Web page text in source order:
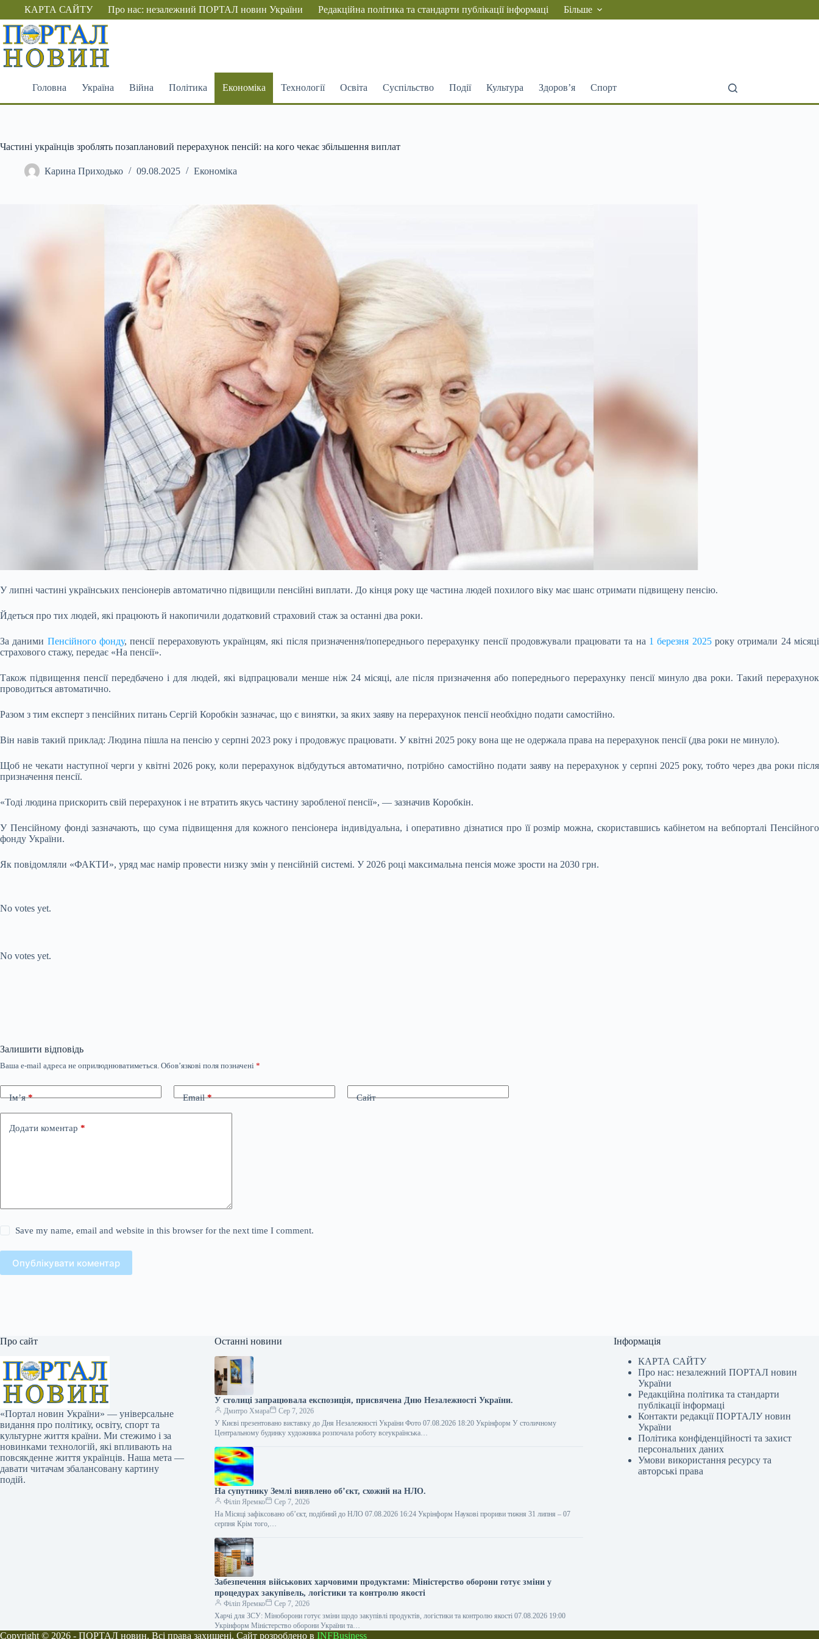
Перейти
вмісту
КАРТА САЙТУ Про нас: незалежний ПОРТАЛ новин України Редакційна політика та стандарти публікації інформаці Більше
Головна Україна Війна Політика Економіка Технології Освіта Суспільство Події Культура Здоров’я Спорт
Частині українців зроблять позаплановий перерахунок пенсій: на кого чекає збільшення виплат
Карина Приходько 09.08.2025 Економіка
У липні частині українських пенсіонерів автоматично підвищили пенсійні виплати. До кінця року ще частина людей похилого віку має шанс отримати підвищену пенсію.
Йдеться про тих людей, які працюють й накопичили додатковий страховий стаж за останні два роки.
За даними Пенсійного фонду, пенсії перераховують українцям, які після призначення/попереднього перерахунку пенсії продовжували працювати та на 1 березня 2025року отримали 24 місяці
страхового стажу, передає «На пенсії».
Також підвищення пенсії передбачено і для людей, які відпрацювали менше ніж 24 місяці, але після призначення або попереднього перерахунку пенсії минуло два роки. Такий перерахунок
проводиться автоматично.
Разом з тим експерт з пенсійних питань Сергій Коробкін зазначає, що є винятки, за яких заяву на перерахунок пенсії необхідно подати самостійно.
Він навів такий приклад: Людина пішла на пенсію у серпні 2023 року і продовжує працювати. У квітні 2025 року вона ще не одержала права на перерахунок пенсії (два роки не минуло).
Щоб не чекати наступної черги у квітні 2026 року, коли перерахунок відбудуться автоматично, потрібно самостійно подати заяву на перерахунок у серпні 2025 року, тобто через два роки після
призначення пенсії.
«Тоді людина прискорить свій перерахунок і не втратить якусь частину заробленої пенсії», — зазначив Коробкін.
У Пенсійному фонді зазначають, що сума підвищення для кожного пенсіонера індивідуальна, і оперативно дізнатися про її розмір можна, скориставшись кабінетом на вебпорталі Пенсійного
фонду України.
Як повідомляли «ФАКТИ», уряд має намір провести низку змін у пенсійній системі. У 2026 році максимальна пенсія може зрости на 2030 грн.
No votes yet.
No votes yet.
Залишити відповідь
Ваша e-mail адреса не оприлюднюватиметься. Обов’язкові поля позначені *
Ім’я* Email* Сайт
Додати коментар *
Save my name, email and website in this browser for the next time I comment.
Опублікувати коментар
Про сайт
«Портал новин України» — універсальне
видання про політику, освіту, спорт та
культурне життя країни. Ми стежимо і за
новинками технологій, які впливають на
повсякденне життя українців. Наша мета —
давати читачам збалансовану картину
подій.
Останні новини
У столиці запрацювала експозиція, присвячена Дню Незалежності України.
Дмитро Хмара
Сер 7, 2026
У Києві презентовано виставку до Дня Незалежності України Фото 07.08.2026 18:20 Укрінформ У столичному
Центральному будинку художника розпочала роботу всеукраїнська…
На супутнику Землі виявлено об’єкт, схожий на НЛО.
Філіп Яремко
Сер 7, 2026
На Місяці зафіксовано об’єкт, подібний до НЛО 07.08.2026 16:24 Укрінформ Наукові прориви тижня 31 липня – 07
серпня Крім того,…
Забезпечення військових харчовими продуктами: Міністерство оборони готує зміни у
процедурах закупівель, логістики та контролю якості
Філіп Яремко
Сер 7, 2026
Харчі для ЗСУ: Міноборони готує зміни щодо закупівлі продуктів, логістики та контролю якості 07.08.2026 19:00
Укрінформ Міністерство оборони України та…
Інформація
КАРТА САЙТУ
Про нас: незалежний ПОРТАЛ новин
України
Редакційна політика та стандарти
публікації інформаці
Контакти редакції ПОРТАЛУ новин
України
Політика конфіденційності та захист
персональних даних
Умови використання ресурсу та
авторські права
Copyright © 2026 - ПОРТАЛ новин. Всі права захищені. Сайт розроблено в INFBusiness